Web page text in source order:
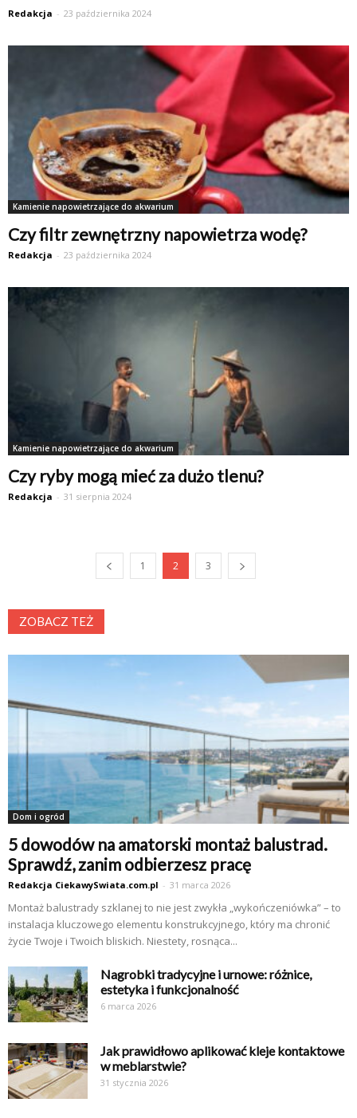
Redakcja - 23 października 2024
Kamienie napowietrzające do akwarium
Czy filtr zewnętrzny napowietrza wodę?
Redakcja - 23 października 2024
Kamienie napowietrzające do akwarium
Czy ryby mogą mieć za dużo tlenu?
Redakcja - 31 sierpnia 2024
1 2 3
ZOBACZ TEŻ
Dom i ogród
5 dowodów na amatorski montaż balustrad.
Sprawdź, zanim odbierzesz pracę
Redakcja CiekawySwiata.com.pl - 31 marca 2026
Montaż balustrady szklanej to nie jest zwykła „wykończeniówka” – to
instalacja kluczowego elementu konstrukcyjnego, który ma chronić
życie Twoje i Twoich bliskich. Niestety, rosnąca...
Nagrobki tradycyjne i urnowe: różnice,
estetyka i funkcjonalność
6 marca 2026
Jak prawidłowo aplikować kleje kontaktowe
w meblarstwie?
31 stycznia 2026